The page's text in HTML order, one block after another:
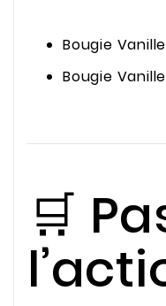
Bougie
Bougie
🛒